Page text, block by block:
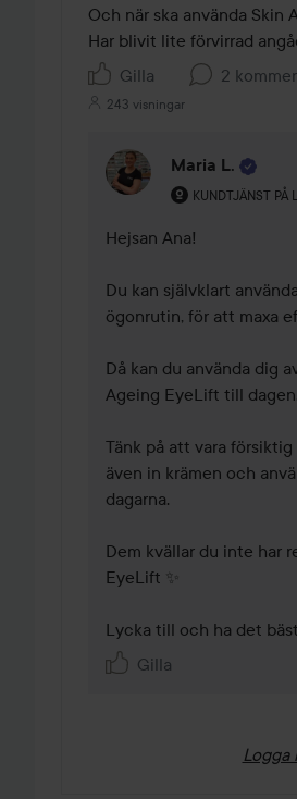
Och när ska använda Skin
Har blivit lite förvirrad
Gilla
2
243 visningar
Maria L.
KUNDTJÄNST PÅ
Användarens
Hejsan Ana!
Du kan självklart
ögonrutin, för att maxa
Då kan du använda dig
Ageing EyeLift till dagen.
Tänk på att vara
även in krämen och
dagarna.
Dem kvällar du inte har
EyeLift ✨
Lycka till och ha det bäst!
Gilla
Logga